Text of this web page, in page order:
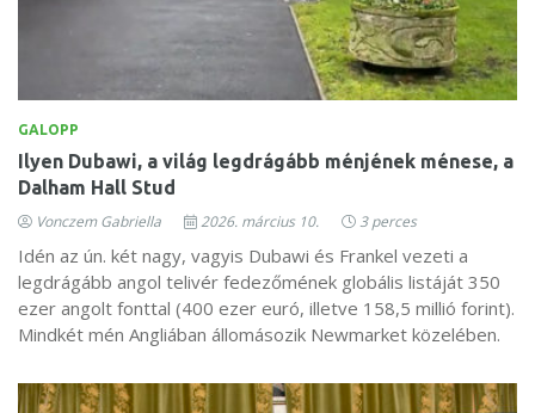
GALOPP
Ilyen Dubawi, a világ legdrágább ménjének ménese, a
Dalham Hall Stud
Vonczem Gabriella 2026. március 10. 3 perces
Idén az ún. két nagy, vagyis Dubawi és Frankel vezeti a
legdrágább angol telivér fedezőmének globális listáját 350
ezer angolt fonttal (400 ezer euró, illetve 158,5 millió forint).
Mindkét mén Angliában állomásozik Newmarket közelében.